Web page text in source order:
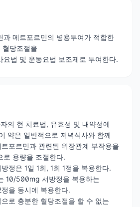
과 메트포르민의 병용투여가 적합한
혈당조절을
요법 및 운동요법 보조제로 투여한다.
의 현 치료법, 유효성 및 내약성에
약은 일반적으로 저녁식사와 함께
포르민과 관련된 위장관계 부작용을
로 용량을 조절한다.
정은 1일 1회, 1회 1정을 복용한다.
10/500mg 서방정을 복용하는
을 동시에 복용한다.
로 충분한 혈당조절을 할 수 없는